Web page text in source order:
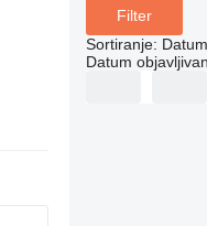
Filter
Sortiranje:
Datum